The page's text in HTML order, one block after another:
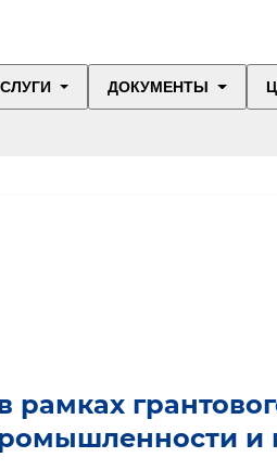
ДОКУМЕНТЫ
и